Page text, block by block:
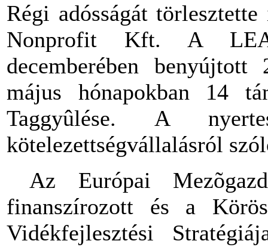
Régi adósságát
Nonprofit Kft. A
decemberében
május hónapokban 14
Taggyûlése. A
kötelezettségvállalásról
Az Európai
finanszírozott és a
Vidékfejlesztési